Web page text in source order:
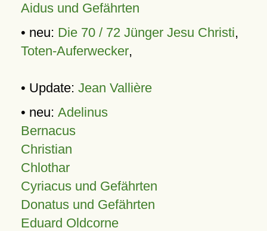
Aidus und Gefährten
• neu: Die 70 / 72 Jünger Jesu Christi,
Toten-Auferwecker,
• Update: Jean Vallière
• neu: Adelinus
Bernacus
Christian
Chlothar
Cyriacus und Gefährten
Donatus und Gefährten
Eduard Oldcorne